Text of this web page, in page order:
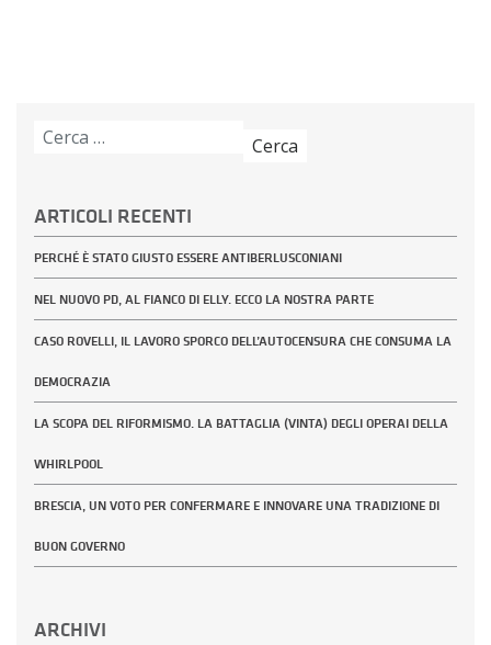
Ricerca
ARTICOLI RECENTI
PERCHÉ È STATO GIUSTO ESSERE ANTIBERLUSCONIANI
NEL NUOVO PD, AL FIANCO DI ELLY. ECCO LA NOSTRA PARTE
CASO ROVELLI, IL LAVORO SPORCO DELL’AUTOCENSURA CHE CONSUMA LA
DEMOCRAZIA
LA SCOPA DEL RIFORMISMO. LA BATTAGLIA (VINTA) DEGLI OPERAI DELLA
WHIRLPOOL
BRESCIA, UN VOTO PER CONFERMARE E INNOVARE UNA TRADIZIONE DI
BUON GOVERNO
ARCHIVI